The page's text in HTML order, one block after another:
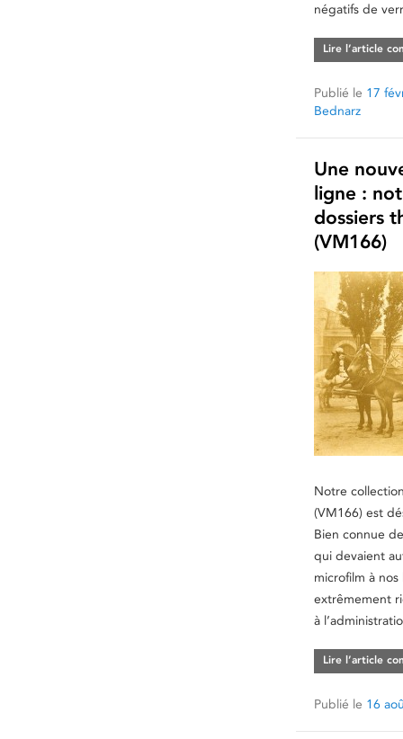
négatifs de
Lire l’article
Publié le 17
Bednarz
Une
ligne :
dossiers
(VM166)
Notre
(VM166) est
Bien connue
qui devaient
microfilm à
extrêmement
à
Lire l’article
Publié le 16